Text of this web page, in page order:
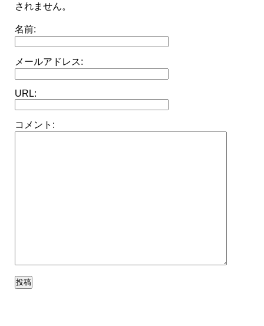
されません。
名前:
メールアドレス:
URL:
コメント: